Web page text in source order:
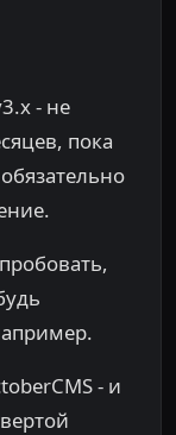
- не
пока
- и